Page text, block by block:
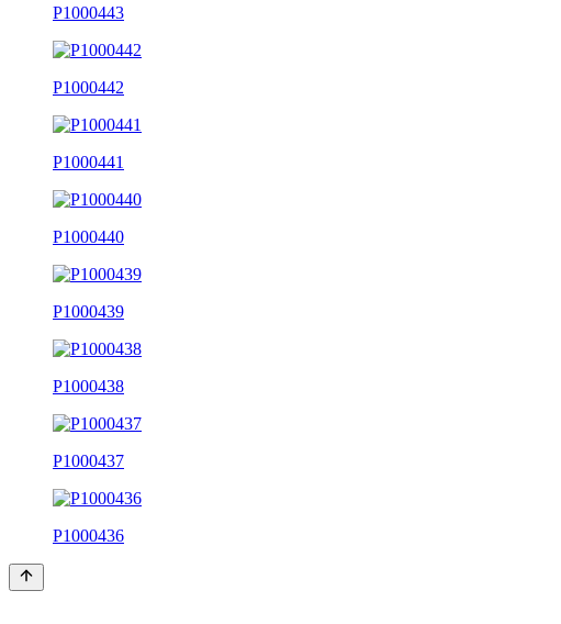
P1000443
P1000442
P1000441
P1000440
P1000439
P1000438
P1000437
P1000436